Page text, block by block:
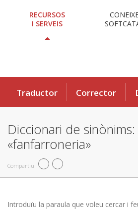
RECURSOS
I SERVEIS
Traductor Corrector
Diccionari de sinònims:
«fanfarroneria»
Compartiu
Introduïu la paraula que voleu cercar i